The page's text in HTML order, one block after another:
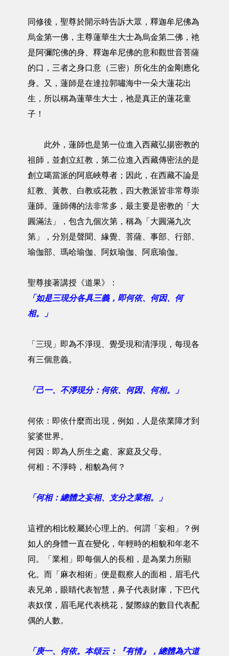
同修後，聖尊於開示時告訴大眾，釋迦牟尼佛為
烏金第一佛，主尊蓮華生大士為烏金第二佛，衪
是阿彌陀佛的身、釋迦牟尼佛的意和觀世音菩薩
的口，三者之身口意（三密）所化生的金剛應化
身。又，蓮師是在達拉郭嘯海中一朵大蓮花出
生，所以稱為蓮華生大士，祂是真正的蓮花童
子！
此外，蓮師也是第一位進入西藏弘揚密教的
祖師，並創立紅教，第二位進入西藏傳密法的是
創立噶當派的阿底峽尊者；因此，在西藏不論是
紅教、黃教、白教或花教，四大教派皆非常尊崇
蓮師。蓮師傳的法非常多，最主要是密教的「大
圓滿法」，包含九個次第，稱為「大圓滿九次
第」，分別是聲聞、緣覺、菩薩、事部、行部、
瑜伽部、瑪哈瑜伽、阿奴瑜伽、阿底瑜伽。
聖尊接著講授《道果》：
「如是三現分各具三義，即何依、何因、何
相。」
「三現」即為不淨現、覺受現和清淨現，每現各
有三個意義。
「己一、不淨現分：何依、何因、何相。」
何依：即依什麼而出現，例如，人是依業障才到
娑婆世界。
何因：即為人所生之處、家庭及父母。
何相：不淨時，相貌為何？
「何相：總體之妄相、支分之業相。」
這裡的相比較屬於心理上的。何謂「妄相」？例
如人的身體一直在變化，年輕時的相貌和年老不
同。「業相」即每個人的長相，是為業力所顯
化。而「麻衣相術」便是觀察人的面相，眉毛代
表兄弟，眼睛代表智慧，鼻子代表財庫，下巴代
表奴僕，眉毛尾代表桃花，髮際線的數目代表配
偶的人數。
「庚一、何依。本頌云：『有情』，總體為六道